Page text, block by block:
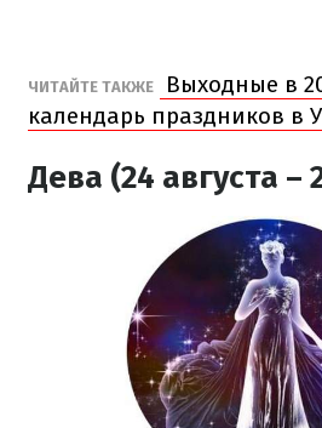
ЧИТАЙТЕ ТАКЖЕ
Выходные в
календарь праздников в
Дева (24 августа –